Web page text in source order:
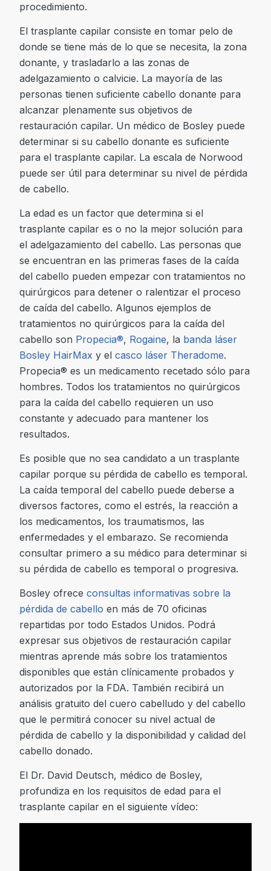
procedimiento.
El trasplante capilar consiste en tomar pelo de
donde se tiene más de lo que se necesita, la zona
donante, y trasladarlo a las zonas de
adelgazamiento o calvicie. La mayoría de las
personas tienen suficiente cabello donante para
alcanzar plenamente sus objetivos de
restauración capilar. Un médico de Bosley puede
determinar si su cabello donante es suficiente
para el trasplante capilar. La escala de Norwood
puede ser útil para determinar su nivel de pérdida
de cabello.
La edad es un factor que determina si el
trasplante capilar es o no la mejor solución para
el adelgazamiento del cabello. Las personas que
se encuentran en las primeras fases de la caída
del cabello pueden empezar con tratamientos no
quirúrgicos para detener o ralentizar el proceso
de caída del cabello. Algunos ejemplos de
tratamientos no quirúrgicos para la caída del
cabello son Propecia®, Rogaine, la banda láser
Bosley HairMax y el casco láser Theradome.
Propecia® es un medicamento recetado sólo para
hombres. Todos los tratamientos no quirúrgicos
para la caída del cabello requieren un uso
constante y adecuado para mantener los
resultados.
Es posible que no sea candidato a un trasplante
capilar porque su pérdida de cabello es temporal.
La caída temporal del cabello puede deberse a
diversos factores, como el estrés, la reacción a
los medicamentos, los traumatismos, las
enfermedades y el embarazo. Se recomienda
consultar primero a su médico para determinar si
su pérdida de cabello es temporal o progresiva.
Bosley ofrece consultas informativas sobre la
pérdida de cabello en más de 70 oficinas
repartidas por todo Estados Unidos. Podrá
expresar sus objetivos de restauración capilar
mientras aprende más sobre los tratamientos
disponibles que están clínicamente probados y
autorizados por la FDA. También recibirá un
análisis gratuito del cuero cabelludo y del cabello
que le permitirá conocer su nivel actual de
pérdida de cabello y la disponibilidad y calidad del
cabello donado.
El Dr. David Deutsch, médico de Bosley,
profundiza en los requisitos de edad para el
trasplante capilar en el siguiente vídeo: